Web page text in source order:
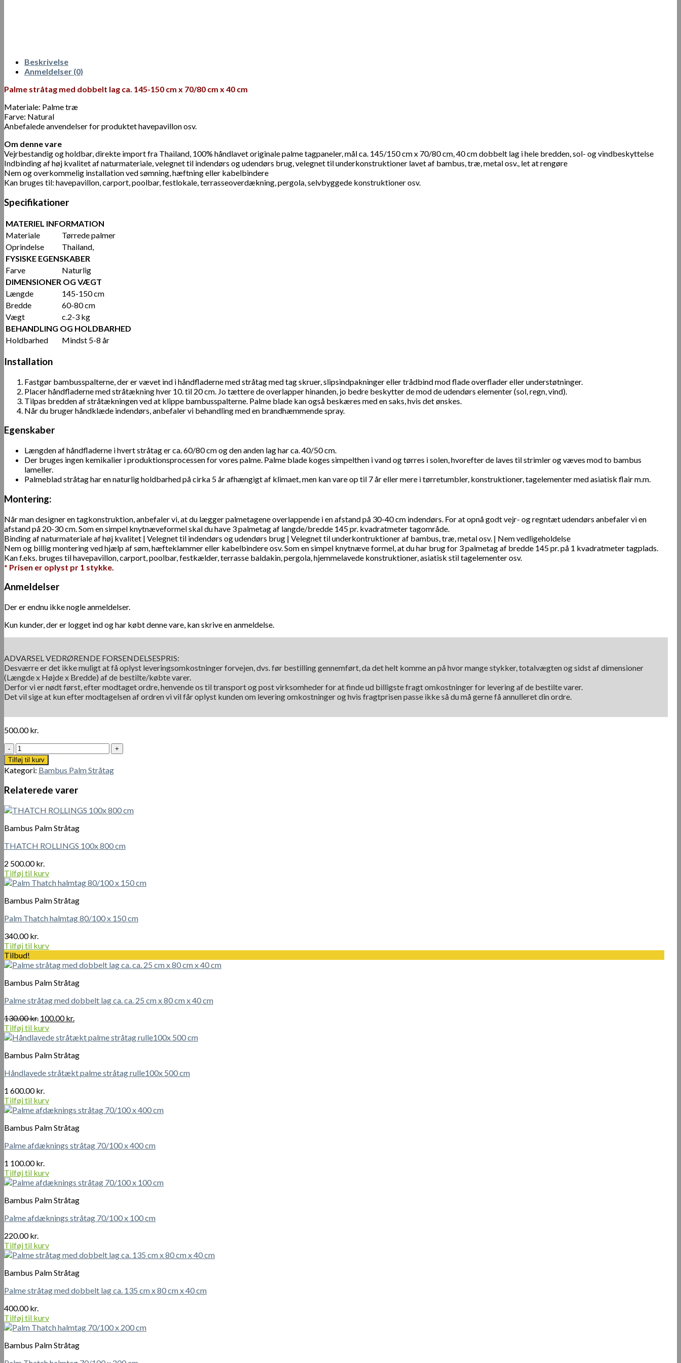
Beskrivelse
Anmeldelser (0)
Palme stråtag med dobbelt lag ca. 145-150 cm x 70/80 cm x 40 cm
Materiale: Palme træ
Farve: Natural
Anbefalede anvendelser for produktet havepavillon osv.
Om denne vare
Vejrbestandig og holdbar, direkte import fra Thailand, 100% håndlavet originale palme tagpaneler, mål ca. 145/150 cm x 70/80 cm, 40 cm dobbelt lag i hele bredden, sol- og vindbeskyttelse
Indbinding af høj kvalitet af naturmateriale, velegnet til indendørs og udendørs brug, velegnet til underkonstruktioner lavet af bambus, træ, metal osv., let at rengøre
Nem og overkommelig installation ved sømning, hæftning eller kabelbindere
Kan bruges til: havepavillon, carport, poolbar, festlokale, terrasseoverdækning, pergola, selvbyggede konstruktioner osv.
Specifikationer
MATERIEL INFORMATION
Materiale
Tørrede palmer
Oprindelse
Thailand,
FYSISKE EGENSKABER
Farve
Naturlig
DIMENSIONER OG VÆGT
Længde
145-150 cm
Bredde
60-80 cm
Vægt
c.2-3 kg
BEHANDLING OG HOLDBARHED
Holdbarhed
Mindst 5-8 år
Installation
Fastgør bambusspalterne, der er vævet ind i håndfladerne med stråtag med tag skruer, slipsindpakninger eller trådbind mod flade overflader eller understøtninger.
Placer håndfladerne med stråtækning hver 10. til 20 cm. Jo tættere de overlapper hinanden, jo bedre beskytter de mod de udendørs elementer (sol, regn, vind).
Tilpas bredden af ​​stråtækningen ved at klippe bambusspalterne. Palme blade kan også beskæres med en saks, hvis det ønskes.
Når du bruger håndklæde indendørs, anbefaler vi behandling med en brandhæmmende spray.
Egenskaber
Længden af ​​håndfladerne i hvert stråtag er ca. 60/80 cm og den anden lag har ca. 40/50 cm.
Der bruges ingen kemikalier i produktionsprocessen for vores palme. Palme blade koges simpelthen i vand og tørres i solen, hvorefter de laves til strimler og væves mod to bambus
lameller.
Palmeblad stråtag har en naturlig holdbarhed på cirka 5 år afhængigt af klimaet, men kan vare op til 7 år eller mere i tørretumbler, konstruktioner, tagelementer med asiatisk flair m.m.
Montering:
Når man designer en tagkonstruktion, anbefaler vi, at du lægger palmetagene overlappende i en afstand på 30-40 cm indendørs. For at opnå godt vejr- og regntæt udendørs anbefaler vi en
afstand på 20-30 cm. Som en simpel knytnæveformel skal du have 3 palmetag af langde/bredde 145 pr. kvadratmeter tagområde.
Binding af naturmateriale af høj kvalitet | Velegnet til indendørs og udendørs brug | Velegnet til underkontruktioner af bambus, træ, metal osv. | Nem vedligeholdelse
Nem og billig montering ved hjælp af søm, hæfteklammer eller kabelbindere osv. Som en simpel knytnæve formel, at du har brug for 3 palmetag af bredde 145 pr. på 1 kvadratmeter tagplads.
Kan f.eks. bruges til havepavillon, carport, poolbar, festkælder, terrasse baldakin, pergola, hjemmelavede konstruktioner, asiatisk stil tagelementer osv.
* Prisen er oplyst pr 1 stykke.
Anmeldelser
Der er endnu ikke nogle anmeldelser.
Kun kunder, der er logget ind og har købt denne vare, kan skrive en anmeldelse.
ADVARSEL VEDRØRENDE FORSENDELSESPRIS:
Desværre er det ikke muligt at få oplyst leveringsomkostninger forvejen, dvs. før bestilling gennemført, da det helt komme an på hvor mange stykker, totalvægten og sidst af dimensioner
(Længde x Højde x Bredde) af de bestilte/købte varer.
Derfor vi er nødt først, efter modtaget ordre, henvende os til transport og post virksomheder for at finde ud billigste fragt omkostninger for levering af de bestilte varer.
Det vil sige at kun efter modtagelsen af ordren vi vil får oplyst kunden om levering omkostninger og hvis fragtprisen passe ikke så du må gerne få annulleret din ordre.
500.00kr.
Palme
stråtag
med
dobbelt
lag
ca.
150
cm
x
80
cm
x
40
cm
Tilføj til kurv
Kategori: Bambus Palm Stråtag
Relaterede varer
Bambus Palm Stråtag
THATCH ROLLINGS 100x 800 cm
2 500.00kr.
Tilføj til kurv
Bambus Palm Stråtag
Palm Thatch halmtag 80/100 x 150 cm
340.00kr.
Tilføj til kurv
Tilbud!
Bambus Palm Stråtag
Palme stråtag med dobbelt lag ca. ca. 25 cm x 80 cm x 40 cm
130.00kr. Den
oprindelige
pris
130.00 kr..
100.00kr.
pris
100.00 kr..
Tilføj til kurv
Bambus Palm Stråtag
Håndlavede stråtækt palme stråtag rulle100x 500 cm
1 600.00kr.
Tilføj til kurv
Bambus Palm Stråtag
Palme afdæknings stråtag 70/100 x 400 cm
1 100.00kr.
Tilføj til kurv
Bambus Palm Stråtag
Palme afdæknings stråtag 70/100 x 100 cm
220.00kr.
Tilføj til kurv
Bambus Palm Stråtag
Palme stråtag med dobbelt lag ca. 135 cm x 80 cm x 40 cm
400.00kr.
Tilføj til kurv
Bambus Palm Stråtag